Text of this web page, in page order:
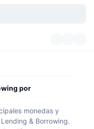
por
monedas y
& Borrowing.